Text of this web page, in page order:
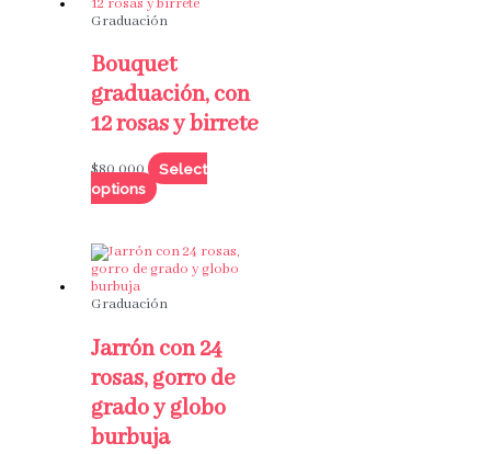
Graduación
Bouquet
graduación, con
12 rosas y birrete
$80,000
Select
options
Graduación
Jarrón con 24
rosas, gorro de
grado y globo
burbuja